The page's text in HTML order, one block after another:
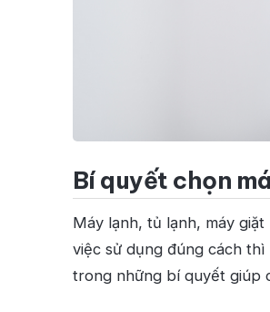
Bí quyết chọn
Máy lạnh, tủ lạnh, máy
việc sử dụng đúng cách
trong những bí quyết giúp